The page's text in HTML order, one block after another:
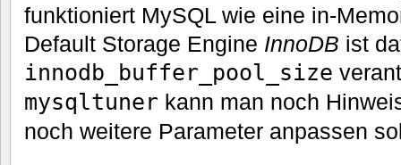
funktioniert MySQL wie eine in-
Default Storage Engine InnoDB ist
innodb_buffer_pool_size
mysqltuner kann man noch
noch weitere Parameter anpassen